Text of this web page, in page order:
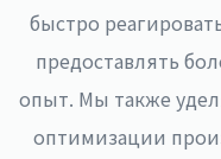
быстро
предоставлять
опыт. Мы также
оптимизации